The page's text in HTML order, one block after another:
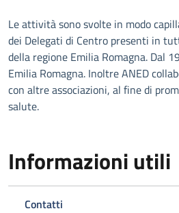
Le attività sono svolte in modo
dei Delegati di Centro presenti in
della regione Emilia Romagna. Dal
Emilia Romagna. Inoltre ANED
con altre associazioni, al fine di
salute.
Informazioni utili
Contatti